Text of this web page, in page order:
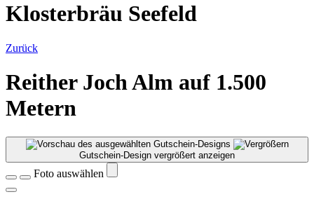
Klosterbräu Seefeld
Zurück
Reither Joch Alm auf 1.500
Metern
Gutschein-Design vergrößert anzeigen
Foto auswählen